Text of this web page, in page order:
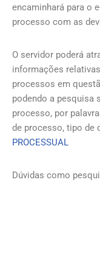
encaminhará para o
processo com as
O servidor poderá
informações
processos em
podendo a pesquisa
processo, por
de processo, tipo de
PROCESSUAL
Dúvidas como